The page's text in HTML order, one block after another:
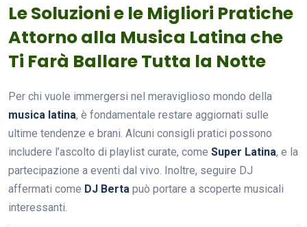
Le Soluzioni e le Migliori Pratiche
Attorno alla Musica Latina che
Ti Farà Ballare Tutta la Notte
Per chi vuole immergersi nel meraviglioso mondo della
musica latina, è fondamentale restare aggiornati sulle
ultime tendenze e brani. Alcuni consigli pratici possono
includere l’ascolto di playlist curate, come Super Latina, e la
partecipazione a eventi dal vivo. Inoltre, seguire DJ
affermati come DJ Berta può portare a scoperte musicali
interessanti.